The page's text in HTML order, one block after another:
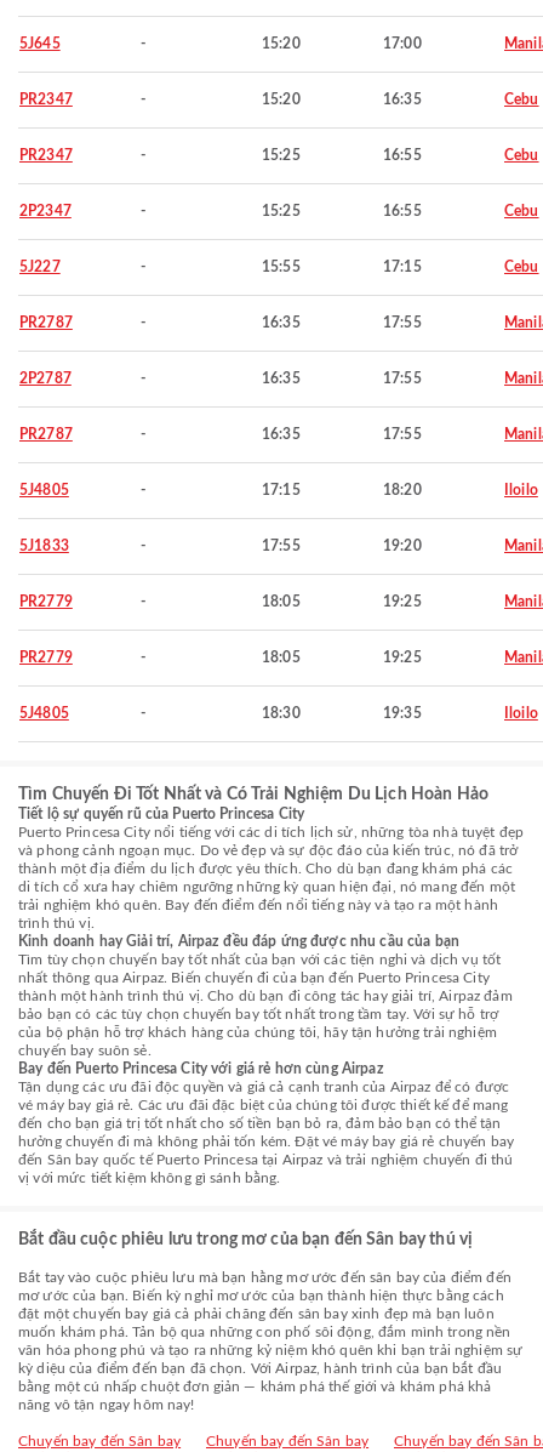
5J645 - 15:20 17:00
PR2347 - 15:20 16:35 Cebu
PR2347 - 15:25 16:55 Cebu
2P2347 - 15:25 16:55 Cebu
5J227 - 15:55 17:15 Cebu
PR2787 - 16:35 17:55
2P2787 - 16:35 17:55
PR2787 - 16:35 17:55
5J4805 - 17:15 18:20 Iloilo
5J1833 - 17:55 19:20
PR2779 - 18:05 19:25
PR2779 - 18:05 19:25
5J4805 - 18:30 19:35 Iloilo
Tìm Chuyến Đi Tốt Nhất và Có Trải Nghiệm Du Lịch Hoàn Hảo
Tiết lộ sự quyến rũ của Puerto Princesa City
Puerto Princesa City nổi tiếng với các di tích lịch sử, những tòa nhà tuyệt đẹp
và phong cảnh ngoạn mục. Do vẻ đẹp và sự độc đáo của kiến trúc, nó đã trở
thành một địa điểm du lịch được yêu thích. Cho dù bạn đang khám phá các
di tích cổ xưa hay chiêm ngưỡng những kỳ quan hiện đại, nó mang đến một
trải nghiệm khó quên. Bay đến điểm đến nổi tiếng này và tạo ra một hành
trình thú vị.
Kinh doanh hay Giải trí, Airpaz đều đáp ứng được nhu cầu của bạn
Tìm tùy chọn chuyến bay tốt nhất của bạn với các tiện nghi và dịch vụ tốt
nhất thông qua Airpaz. Biến chuyến đi của bạn đến Puerto Princesa City
thành một hành trình thú vị. Cho dù bạn đi công tác hay giải trí, Airpaz đảm
bảo bạn có các tùy chọn chuyến bay tốt nhất trong tầm tay. Với sự hỗ trợ
của bộ phận hỗ trợ khách hàng của chúng tôi, hãy tận hưởng trải nghiệm
chuyến bay suôn sẻ.
Bay đến Puerto Princesa City với giá rẻ hơn cùng Airpaz
Tận dụng các ưu đãi độc quyền và giá cả cạnh tranh của Airpaz để có được
vé máy bay giá rẻ. Các ưu đãi đặc biệt của chúng tôi được thiết kế để mang
đến cho bạn giá trị tốt nhất cho số tiền bạn bỏ ra, đảm bảo bạn có thể tận
hưởng chuyến đi mà không phải tốn kém. Đặt vé máy bay giá rẻ chuyến bay
đến Sân bay quốc tế Puerto Princesa tại Airpaz và trải nghiệm chuyến đi thú
vị với mức tiết kiệm không gì sánh bằng.
Bắt đầu cuộc phiêu lưu trong mơ của bạn đến Sân bay thú vị
Bắt tay vào cuộc phiêu lưu mà bạn hằng mơ ước đến sân bay của điểm đến
mơ ước của bạn. Biến kỳ nghỉ mơ ước của bạn thành hiện thực bằng cách
đặt một chuyến bay giá cả phải chăng đến sân bay xinh đẹp mà bạn luôn
muốn khám phá. Tản bộ qua những con phố sôi động, đắm mình trong nền
văn hóa phong phú và tạo ra những kỷ niệm khó quên khi bạn trải nghiệm sự
kỳ diệu của điểm đến bạn đã chọn. Với Airpaz, hành trình của bạn bắt đầu
bằng một cú nhấp chuột đơn giản — khám phá thế giới và khám phá khả
năng vô tận ngay hôm nay!
Chuyến bay đến Sân bay
Chuyến bay đến Sân bay
Chuyến bay đến Sân